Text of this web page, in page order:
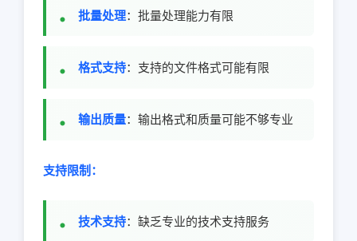
批量处理：批量处理能力有限
格式支持：支持的文件格式可能有限
输出质量：输出格式和质量可能不够专业
支持限制：
技术支持：缺乏专业的技术支持服务